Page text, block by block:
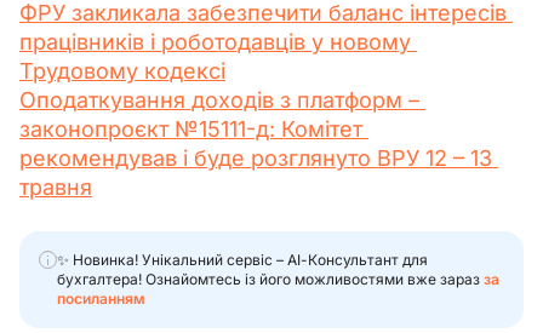
ФРУ закликала забезпечити баланс інтересів
працівників і роботодавців у новому
Трудовому кодексі
Оподаткування доходів з платформ –
законопроєкт №15111-д: Комітет
рекомендував і буде розглянуто ВРУ 12 – 13
травня
✨ Новинка! Унікальний сервіс – АІ-Консультант для
бухгалтера! Ознайомтесь із його можливостями вже зараз за
посиланням